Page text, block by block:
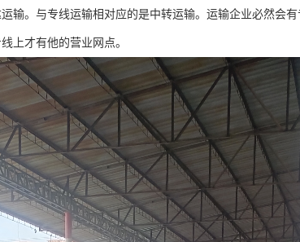
输。与专线运输相对应的是中转运输。运输企业必然会
上才有他的营业网点。